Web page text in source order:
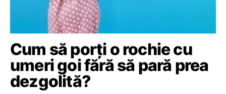
Cum să porți o rochie cu
umeri goi fără să pară prea
dezgolită?